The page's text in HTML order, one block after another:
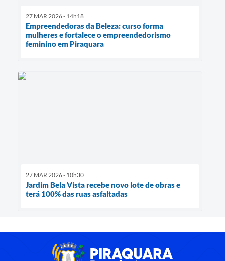
27 MAR 2026 - 14h18
Empreendedoras da Beleza: curso forma
mulheres e fortalece o empreendedorismo
feminino em Piraquara
27 MAR 2026 - 10h30
Jardim Bela Vista recebe novo lote de obras e
terá 100% das ruas asfaltadas